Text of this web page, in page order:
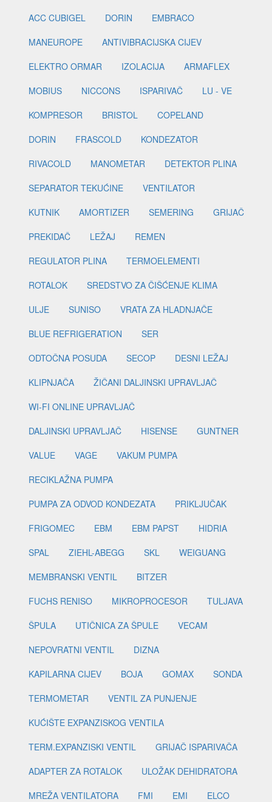
ACC CUBIGEL
DORIN
EMBRACO
MANEUROPE
ANTIVIBRACIJSKA CIJEV
ELEKTRO ORMAR
IZOLACIJA
ARMAFLEX
MOBIUS
NICCONS ISPARIVAČ
LU - VE
KOMPRESOR
BRISTOL
COPELAND
DORIN
FRASCOLD
KONDEZATOR
RIVACOLD
MANOMETAR
DETEKTOR PLINA
SEPARATOR TEKUĆINE
VENTILATOR
KUTNIK
AMORTIZER SEMERING
GRIJAČ
PREKIDAČ
LEŽAJ
REMEN
REGULATOR PLINA
TERMOELEMENTI
ROTALOK
SREDSTVO ZA ČIŠĆENJE KLIMA
ULJE
SUNISO
VRATA ZA HLADNJAČE
BLUE REFRIGERATION
SER
ODTOČNA POSUDA
SECOP
DESNI LEŽAJ
KLIPNJAČA
ŽIČANI DALJINSKI UPRAVLJAČ
WI-FI ONLINE UPRAVLJAČ
DALJINSKI UPRAVLJAČ
HISENSE
GUNTNER
VALUE
VAGE
VAKUM PUMPA
RECIKLAŽNA PUMPA
PUMPA ZA ODVOD KONDEZATA
PRIKLJUČAK
FRIGOMEC
EBM EBM PAPST
HIDRIA
SPAL
ZIEHL-ABEGG SKL
WEIGUANG
MEMBRANSKI VENTIL
BITZER
FUCHS RENISO
MIKROPROCESOR
TULJAVA
ŠPULA
UTIČNICA ZA ŠPULE
VECAM
NEPOVRATNI VENTIL
DIZNA
KAPILARNA CIJEV
BOJA GOMAX
SONDA
TERMOMETAR
VENTIL ZA PUNJENJE
KUĆIŠTE EXPANZISKOG VENTILA
TERM.EXPANZISKI VENTIL
GRIJAČ ISPARIVAČA
ADAPTER ZA ROTALOK
ULOŽAK DEHIDRATORA
MREŽA VENTILATORA
FMI EMI
ELCO